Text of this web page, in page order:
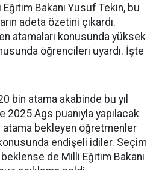
Bakanı Yusuf Tekin, bu
adeta özetini çıkardı.
atamaları konusunda yüksek
öğrencileri uyardı. İşte
bin atama akabinde bu yıl
2025 Ags puanıyla yapılacak
atama bekleyen öğretmenler
konusunda endişeli idiler. Seçim
de Milli Eğitim Bakanı